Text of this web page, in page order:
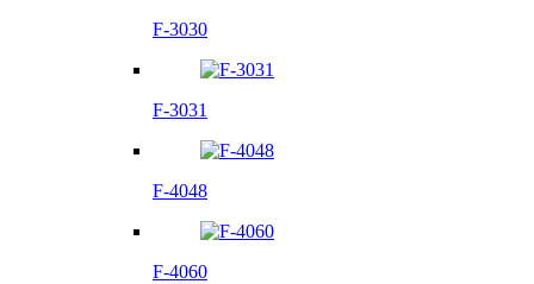
F-3030
F-3031
F-4048
F-4060